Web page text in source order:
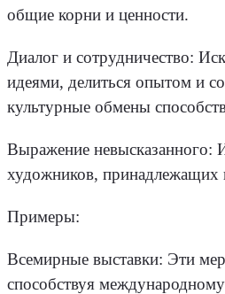
общие корни и ценности.
Диалог и сотрудничество:
идеями, делиться опытом и
культурные обмены
Выражение невысказанного:
художников, принадлежащих
Примеры:
Всемирные выставки: Эти
способствуя